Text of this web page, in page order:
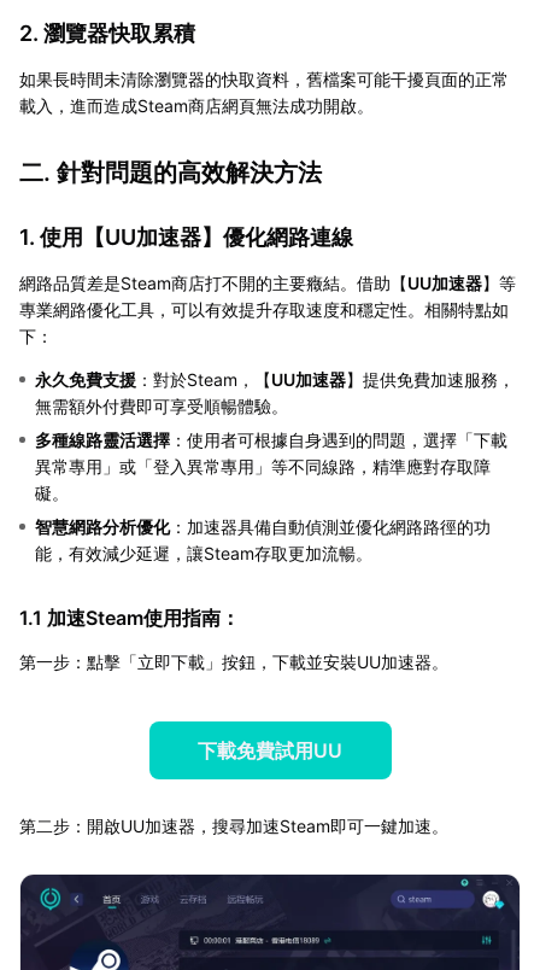
2. 瀏覽器快取累積
如果長時間未清除瀏覽器的快取資料，舊檔案可能干擾頁面的正常
載入，進而造成Steam商店網頁無法成功開啟。
二. 針對問題的高效解決方法
1. 使用【UU加速器】優化網路連線
網路品質差是Steam商店打不開的主要癥結。借助【UU加速器】等
專業網路優化工具，可以有效提升存取速度和穩定性。相關特點如
下：
永久免費支援 ：對於Steam，【UU加速器】提供免費加速服務，
無需額外付費即可享受順暢體驗。
多種線路靈活選擇 ：使用者可根據自身遇到的問題，選擇「下載
異常專用」或「登入異常專用」等不同線路，精準應對存取障
礙。
智慧網路分析優化：加速器具備自動偵測並優化網路路徑的功
能，有效減少延遲，讓Steam存取更加流暢。
1.1 加速Steam使用指南：
第一步：點擊「立即下載」按鈕，下載並安裝UU加速器。
下載免費試用UU
第二步：開啟UU加速器，搜尋加速Steam即可一鍵加速。